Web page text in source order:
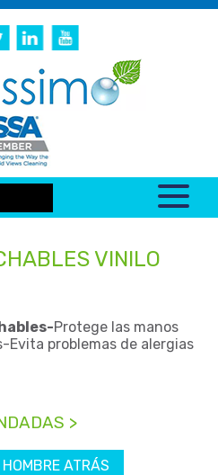
VINILO
Protege las manos
problemas de alergias
>
ATRÁS